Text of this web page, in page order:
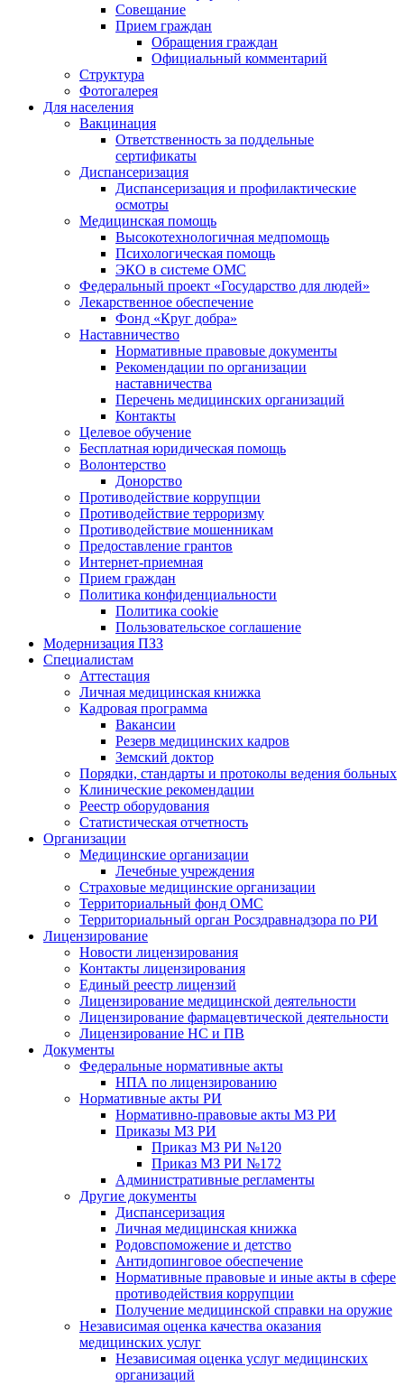
Совещание
Прием граждан
Обращения граждан
Официальный комментарий
Структура
Фотогалерея
Для населения
Вакцинация
Ответственность за поддельные
сертификаты
Диспансеризация
Диспансеризация и профилактические
осмотры
Медицинская помощь
Высокотехнологичная медпомощь
Психологическая помощь
ЭКО в системе ОМС
Федеральный проект «Государство для людей»
Лекарственное обеспечение
Фонд «Круг добра»
Наставничество
Нормативные правовые документы
Рекомендации по организации
наставничества
Перечень медицинских организаций
Контакты
Целевое обучение
Бесплатная юридическая помощь
Волонтерство
Донорство
Противодействие коррупции
Противодействие терроризму
Противодействие мошенникам
Предоставление грантов
Интернет-приемная
Прием граждан
Политика конфиденциальности
Политика cookie
Пользовательское соглашение
Модернизация ПЗЗ
Специалистам
Аттестация
Личная медицинская книжка
Кадровая программа
Вакансии
Резерв медицинских кадров
Земский доктор
Порядки, стандарты и протоколы ведения больных
Клинические рекомендации
Реестр оборудования
Статистическая отчетность
Организации
Медицинские организации
Лечебные учреждения
Страховые медицинские организации
Территориальный фонд ОМС
Территориальный орган Росздравнадзора по РИ
Лицензирование
Новости лицензирования
Контакты лицензирования
Единый реестр лицензий
Лицензирование медицинской деятельности
Лицензирование фармацевтической деятельности
Лицензирование НС и ПВ
Документы
Федеральные нормативные акты
НПА по лицензированию
Нормативные акты РИ
Нормативно-правовые акты МЗ РИ
Приказы МЗ РИ
Приказ МЗ РИ №120
Приказ МЗ РИ №172
Административные регламенты
Другие документы
Диспансеризация
Личная медицинская книжка
Родовспоможение и детство
Антидопинговое обеспечение
Нормативные правовые и иные акты в сфере
противодействия коррупции
Получение медицинской справки на оружие
Независимая оценка качества оказания
медицинских услуг
Независимая оценка услуг медицинскиx
организаций